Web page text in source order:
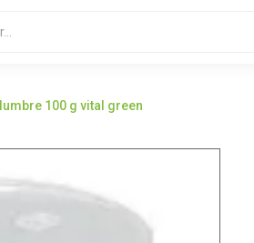
100 g vital green